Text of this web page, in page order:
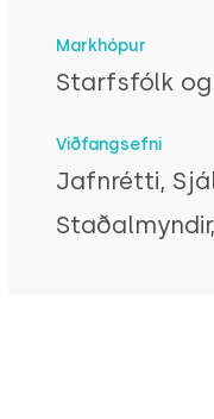
Markhópur
Starfsfólk
Viðfangsefni
Jafnrétti,